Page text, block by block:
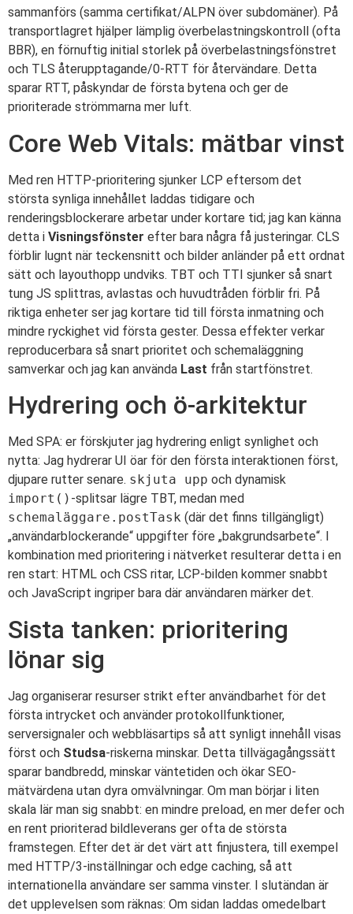
sammanförs (samma certifikat/ALPN över subdomäner). På
transportlagret hjälper lämplig överbelastningskontroll (ofta
BBR), en förnuftig initial storlek på överbelastningsfönstret
och TLS återupptagande/0-RTT för återvändare. Detta
sparar RTT, påskyndar de första bytena och ger de
prioriterade strömmarna mer luft.
Core Web Vitals: mätbar vinst
Med ren HTTP-prioritering sjunker LCP eftersom det
största synliga innehållet laddas tidigare och
renderingsblockerare arbetar under kortare tid; jag kan känna
detta i Visningsfönster efter bara några få justeringar. CLS
förblir lugnt när teckensnitt och bilder anländer på ett ordnat
sätt och layouthopp undviks. TBT och TTI sjunker så snart
tung JS splittras, avlastas och huvudtråden förblir fri. På
riktiga enheter ser jag kortare tid till första inmatning och
mindre ryckighet vid första gester. Dessa effekter verkar
reproducerbara så snart prioritet och schemaläggning
samverkar och jag kan använda Last från startfönstret.
Hydrering och ö-arkitektur
Med SPA: er förskjuter jag hydrering enligt synlighet och
nytta: Jag hydrerar UI öar för den första interaktionen först,
djupare rutter senare. skjuta upp och dynamisk
import() -splitsar lägre TBT, medan med
schemaläggare.postTask (där det finns tillgängligt)
„användarblockerande“ uppgifter före „bakgrundsarbete“. I
kombination med prioritering i nätverket resulterar detta i en
ren start: HTML och CSS ritar, LCP-bilden kommer snabbt
och JavaScript ingriper bara där användaren märker det.
Sista tanken: prioritering
lönar sig
Jag organiserar resurser strikt efter användbarhet för det
första intrycket och använder protokollfunktioner,
serversignaler och webbläsartips så att synligt innehåll visas
först och Studsa-riskerna minskar. Detta tillvägagångssätt
sparar bandbredd, minskar väntetiden och ökar SEO-
mätvärdena utan dyra omvälvningar. Om man börjar i liten
skala lär man sig snabbt: en mindre preload, en mer defer och
en rent prioriterad bildleverans ger ofta de största
framstegen. Efter det är det värt att finjustera, till exempel
med HTTP/3-inställningar och edge caching, så att
internationella användare ser samma vinster. I slutändan är
det upplevelsen som räknas: Om sidan laddas omedelbart